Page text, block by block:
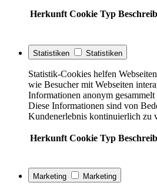
Herkunft Cookie Typ
Statistiken Statistiken
Statistik-Cookies helfen
wie Besucher mit Webseiten
Informationen anonym
Diese Informationen sind von
Kundenerlebnis kontinuierlich zu
Herkunft Cookie Typ
Marketing Marketing